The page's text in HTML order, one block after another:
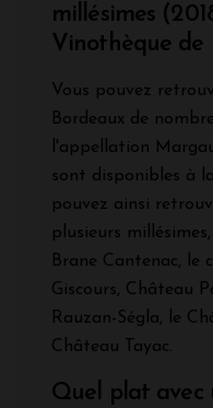
millésimes
Vinothèque de
Vous pouvez
Bordeaux de
l'appellation
sont disponibles à
pouvez ainsi
plusieurs
Brane Cantenac, le
Giscours, Château
Rauzan-Ségla, le
Château Tayac.
Quel plat avec